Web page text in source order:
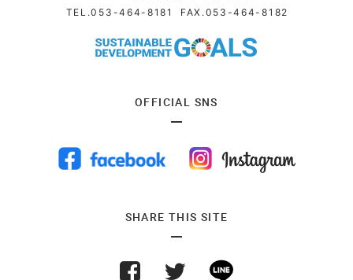
TEL.053-464-8181 FAX.053-464-8182
OFFICIAL SNS
SHARE THIS SITE